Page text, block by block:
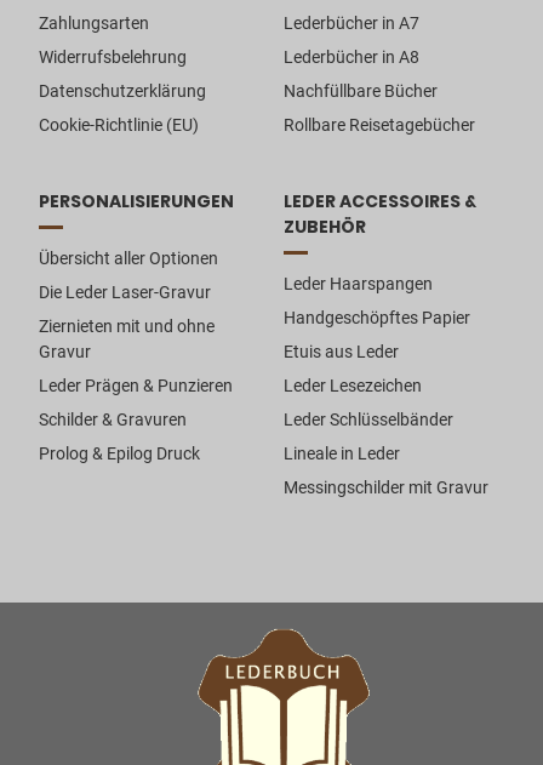
Zahlungsarten
Widerrufsbelehrung
Datenschutzerklärung
Cookie-Richtlinie (EU)
Lederbücher in A7
Lederbücher in A8
Nachfüllbare Bücher
Rollbare Reisetagebücher
PERSONALISIERUNGEN
Übersicht aller Optionen
Die Leder Laser-Gravur
Ziernieten mit und ohne
Gravur
Leder Prägen & Punzieren
Schilder & Gravuren
Prolog & Epilog Druck
LEDER ACCESSOIRES &
ZUBEHÖR
Leder Haarspangen
Handgeschöpftes Papier
Etuis aus Leder
Leder Lesezeichen
Leder Schlüsselbänder
Lineale in Leder
Messingschilder mit Gravur